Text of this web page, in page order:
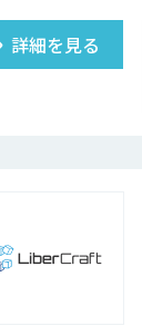
詳細を見る